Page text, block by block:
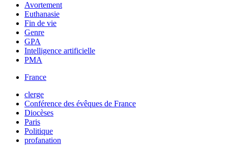
Avortement
Euthanasie
Fin de vie
Genre
GPA
Intelligence artificielle
PMA
France
clerge
Conférence des évêques de France
Diocèses
Paris
Politique
profanation